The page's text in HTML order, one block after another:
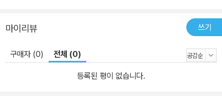
마이리뷰 쓰기
구매자 (0) 전체 (0)
등록된 평이 없습니다.